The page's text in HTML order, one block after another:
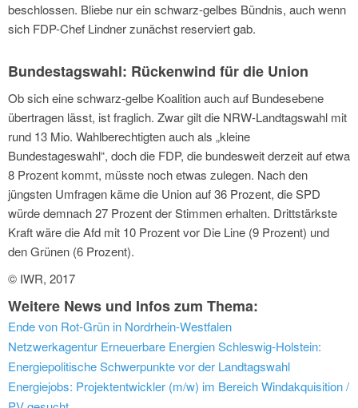
beschlossen. Bliebe nur ein schwarz-gelbes Bündnis, auch wenn
sich FDP-Chef Lindner zunächst reserviert gab.
Bundestagswahl: Rückenwind für die Union
Ob sich eine schwarz-gelbe Koalition auch auf Bundesebene
übertragen lässt, ist fraglich. Zwar gilt die NRW-Landtagswahl mit
rund 13 Mio. Wahlberechtigten auch als „kleine
Bundestageswahl“, doch die FDP, die bundesweit derzeit auf etwa
8 Prozent kommt, müsste noch etwas zulegen. Nach den
jüngsten Umfragen käme die Union auf 36 Prozent, die SPD
würde demnach 27 Prozent der Stimmen erhalten. Drittstärkste
Kraft wäre die Afd mit 10 Prozent vor Die Line (9 Prozent) und
den Grünen (6 Prozent).
© IWR, 2017
Weitere News und Infos zum Thema:
Ende von Rot-Grün in Nordrhein-Westfalen
Netzwerkagentur Erneuerbare Energien Schleswig-Holstein:
Energiepolitische Schwerpunkte vor der Landtagswahl
Energiejobs: Projektentwickler (m/w) im Bereich Windakquisition /